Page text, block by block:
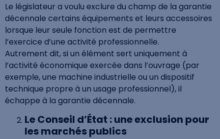
Le législateur a voulu exclure du champ de la garantie
décennale certains équipements et leurs accessoires
lorsque leur seule fonction est de permettre
l’exercice d’une activité professionnelle.
Autrement dit, si un élément sert uniquement à
l’activité économique exercée dans l’ouvrage (par
exemple, une machine industrielle ou un dispositif
technique propre à un usage professionnel), il
échappe à la garantie décennale.
Le Conseil d’État : une exclusion pour
les marchés publics